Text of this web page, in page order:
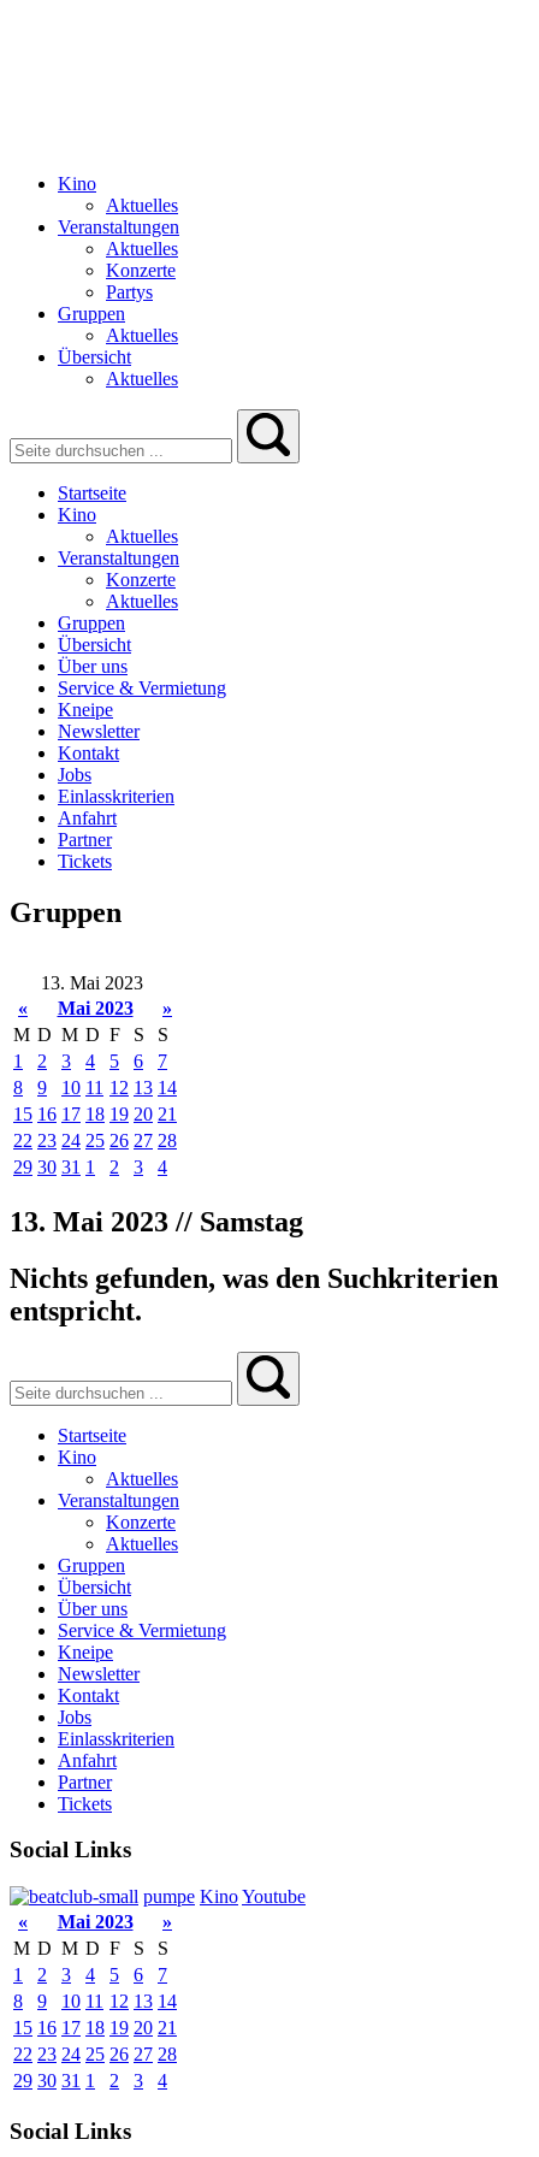
Kino
Aktuelles
Veranstaltungen
Aktuelles
Konzerte
Partys
Gruppen
Aktuelles
Übersicht
Aktuelles
Startseite
Kino
Aktuelles
Veranstaltungen
Konzerte
Aktuelles
Gruppen
Übersicht
Über uns
Service & Vermietung
Kneipe
Newsletter
Kontakt
Jobs
Einlasskriterien
Anfahrt
Partner
Tickets
Gruppen
13. Mai 2023
«
Mai 2023
»
M D M D F S
S
1
2 3 4 5 6
7
8
9 10 11 12 13 14
15 16 17 18 19 20 21
22 23 24 25 26 27 28
29 30 31 1 2 3 4
13. Mai 2023 // Samstag
Nichts gefunden, was den Suchkriterien
entspricht.
Startseite
Kino
Aktuelles
Veranstaltungen
Konzerte
Aktuelles
Gruppen
Übersicht
Über uns
Service & Vermietung
Kneipe
Newsletter
Kontakt
Jobs
Einlasskriterien
Anfahrt
Partner
Tickets
Social Links
pumpe KinoYoutube
«
Mai 2023
»
M D M D F S
S
1
2 3 4 5 6
7
8
9 10 11 12 13 14
15 16 17 18 19 20 21
22 23 24 25 26 27 28
29 30 31 1 2 3 4
Social Links